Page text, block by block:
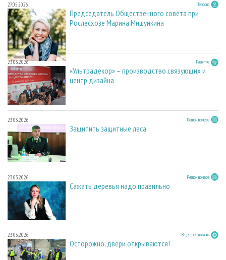
27.05.2026 Персона
Председатель Общественного совета при
Рослесхозе Марина Мишункина
23.03.2026 Развитие
«Ультрадекор» – производство связующих и
центр дизайна
23.03.2026 Регион номера
Защитить защитные леса
23.03.2026 Регион номера
Сажать деревья надо правильно
23.03.2026 В центре внимания
Осторожно, двери открываются!